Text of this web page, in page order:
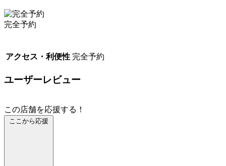
完全予約
アクセス・利便性 完全予約
ユーザーレビュー
この店舗を応援する！
ここから応援